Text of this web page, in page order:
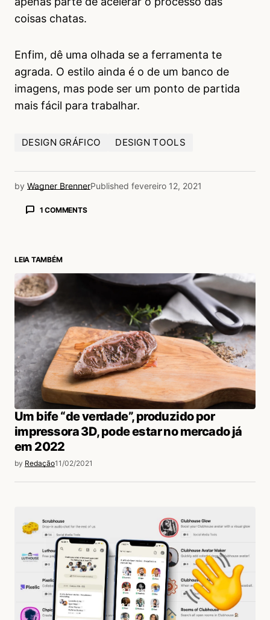
coisas chatas.
Enfim, dê uma olhada se a ferramenta te
agrada. O estilo ainda é o de um banco de
imagens, mas pode ser um ponto de partida
mais fácil para trabalhar.
DESIGN GRÁFICO DESIGN TOOLS
by Wagner BrennerPublished fevereiro 12, 2021
1 COMMENTS
trabalho! Vale o investimento!
Acesse para responder
login
LEIA TAMBÉM
Um bife “de verdade”, produzido por
impressora 3D, pode estar no mercado já
em 2022
by Redação11/02/2021